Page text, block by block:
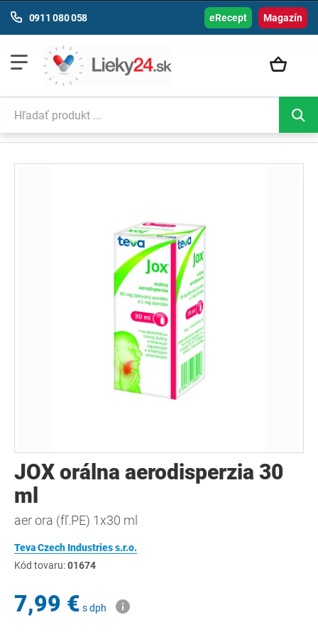
Magazín
0911 080 058 eRecept
JOX orálna aerodisperzia 30
ml
aer ora (fľ.PE) 1x30 ml
Teva Czech Industries s.r.o.
Kód tovaru:01674
7,99 € s dph